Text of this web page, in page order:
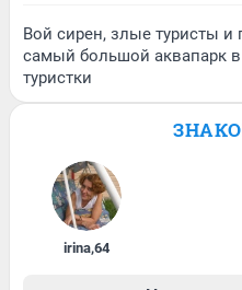
Вой сирен, злые туристы и
самый большой аквапарк
туристки
irina,64